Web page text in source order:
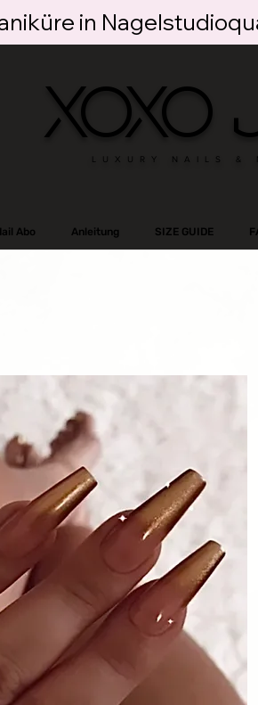
in
XOXO
LUXURY NAILS &
Abo Anleitung SIZE GUIDE